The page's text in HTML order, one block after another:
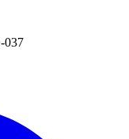
037